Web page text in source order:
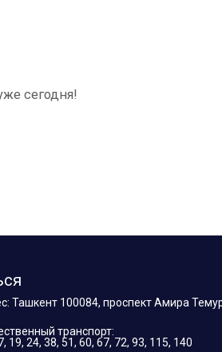
сегодня!
Ташкент 100084, проспект Амира
транспорт:
19, 24, 38, 51, 60, 67, 72, 93, 115, 140